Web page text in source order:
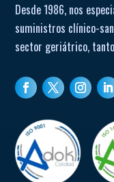
Desde 1986, nos
suministros clínico-
sector geriátrico,